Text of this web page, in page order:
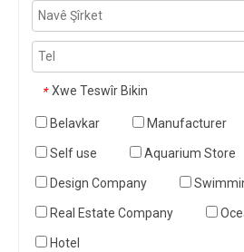
* Xwe Teswîr Bikin
Belavkar Manufacturer
Self use Aquarium Store
Design Company
Real Estate Company
Hotel